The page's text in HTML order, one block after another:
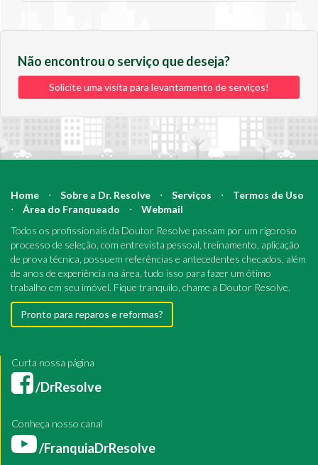
Não encontrou o serviço que deseja?
Solicite uma visita para levantamento de serviços!
Home ⋅ Sobre a Dr. Resolve ⋅ Serviços ⋅
Termos de Uso
⋅
Área do Franqueado ⋅
Webmail
Todos os profissionais da Doutor Resolve passam por um rigoroso
processo de seleção, com entrevista pessoal, treinamento, aplicação
de prova técnica, possuem referências e antecedentes checados, além
de anos de experiência na área, tudo isso para fazer um ótimo
trabalho em seu imóvel. Fique tranquilo, chame a Doutor Resolve.
Pronto para reparos e reformas?
Curta nossa página
/DrResolve
Conheça nosso canal
/FranquiaDrResolve